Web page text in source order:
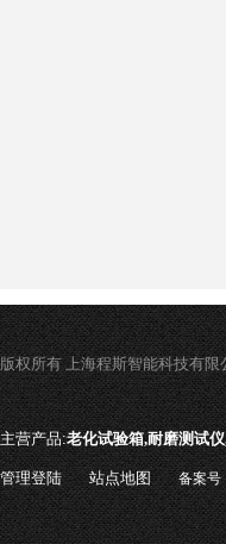
版权所有 上海程斯智能科技有限
主营产品:老化试验箱,耐磨测试
管理登陆 站点地图 备案号